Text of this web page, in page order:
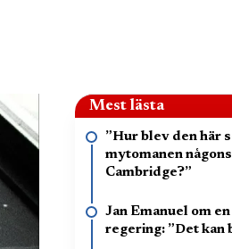
Mest lästa
”Hur blev den här
mytomanen
Cambridge?”
Jan Emanuel om
regering: ”Det kan